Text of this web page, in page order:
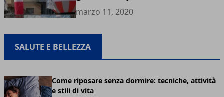
marzo 11, 2020
SALUTE E BELLEZZA
Come riposare senza dormire: tecniche, attività
e stili di vita